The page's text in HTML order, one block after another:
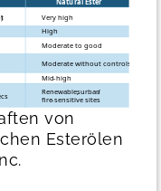
von
Esterölen